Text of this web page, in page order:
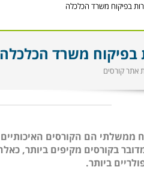
בפיקוח משרד הכלכלה
בפיקוח משרד הכלכלה
ממשלתי הם הקורסים
בקורסים מקיפים ביותר,
ביותר.